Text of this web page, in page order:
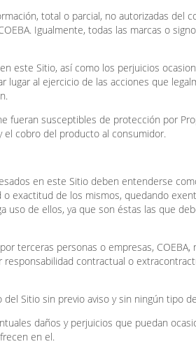
total o parcial, no autorizadas del
Igualmente, todas las marcas o
este Sitio, así como los perjuicios
lugar al ejercicio de las acciones que
fueran susceptibles de protección por
el cobro del producto al consumidor.
en este Sitio deben entenderse
exactitud de los mismos, quedando
uso de ellos, ya que son éstas las que
terceras personas o empresas, COEBA,
contractual o
Sitio sin previo aviso y sin ningún tipo
daños y perjuicios que puedan
en el.